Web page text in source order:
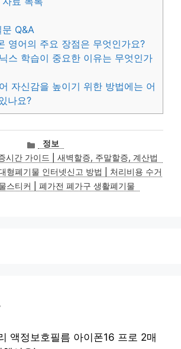
Q&A
영어의 주요 장점은 무엇인가요?
스 학습이 중요한 이유는 무엇인가
자신감을 높이기 위한 방법에는 어
나요?
카
테
고
리
정보
시간 가이드 | 새벽할증, 주말할증, 계산법
형폐기물 인터넷신고 방법 | 처리비용 수거
스티커 | 폐가전 폐가구 생활폐기물
액정보호필름 아이폰16 프로 2매